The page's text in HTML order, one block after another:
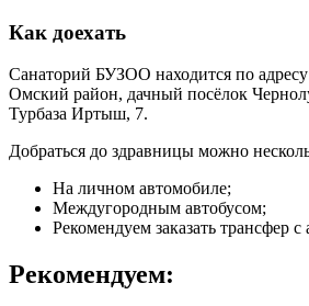
Как доехать
Санаторий БУЗОО находится по
Омский район, дачный посёлок
Турбаза Иртыш, 7.
Добраться до здравницы можно
На личном автомобиле;
Междугородным автобусом;
Рекомендуем заказать трансфер с
Рекомендуем: